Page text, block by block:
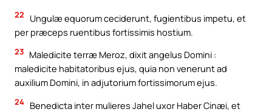
22
Ungulæ equorum ceciderunt, fugientibus impetu, et
per præceps ruentibus fortissimis hostium.
23 Maledicite terræ Meroz, dixit angelus Domini :
maledicite habitatoribus ejus, quia non venerunt ad
auxilium Domini, in adjutorium fortissimorum ejus.
24 Benedicta inter mulieres Jahel uxor Haber Cinæi, et